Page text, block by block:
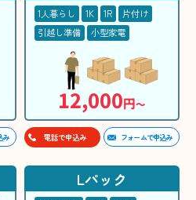
み
1人暮らし 1K 1R
片付け
引越し準備
小型家電
12,000円〜
電話で申込み フォームで申込み
Lパック